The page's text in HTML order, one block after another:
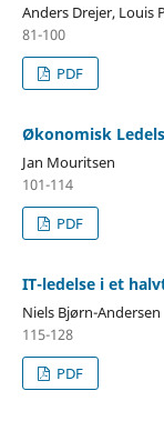
Anders Drejer, Louis
81-100
PDF
Økonomisk
Jan Mouritsen
101-114
PDF
IT-ledelse i et
Niels Bjørn-Andersen
115-128
PDF